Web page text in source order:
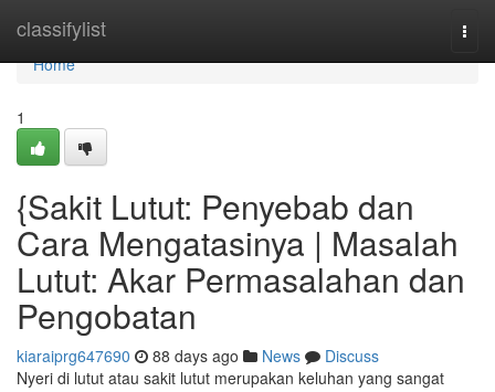
classifylist
Home
Home
1
{Sakit Lutut: Penyebab dan
Cara Mengatasinya | Masalah
Lutut: Akar Permasalahan dan
Pengobatan
kiaraiprg647690 88 days ago News
Discuss
Nyeri di lutut atau sakit lutut merupakan keluhan yang sangat